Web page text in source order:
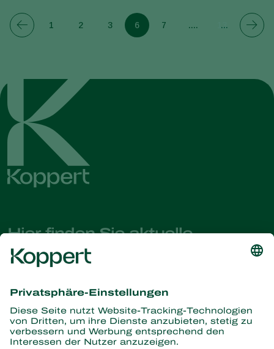
1 2 3 6 7 .... 13
Hier finden Sie aktuelle
Nachrichten und Informationen
Partners with Nature
Raubmilben